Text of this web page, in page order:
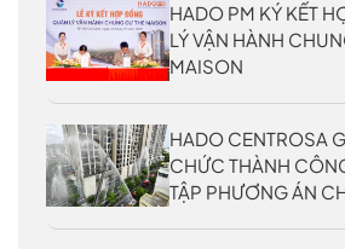
HADO PM KÝ KẾT
LÝ VẬN HÀNH
MAISON
HADO CENTROSA
CHỨC THÀNH
TẬP PHƯƠNG ÁN